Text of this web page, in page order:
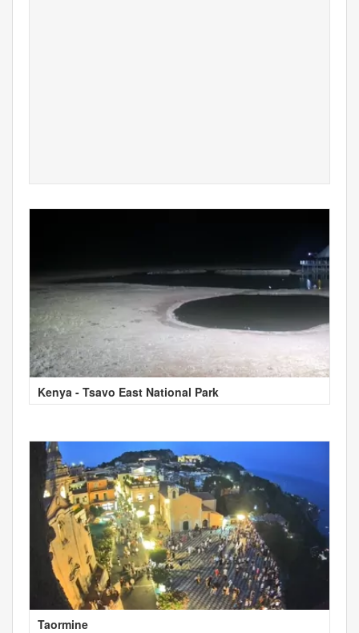
Kenya - Tsavo East National Park
Taormine